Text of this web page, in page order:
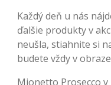
Každý deň u nás
ďalšie produkty v
neušla, stiahnite si
budete vždy v
Mionetto Prosecco